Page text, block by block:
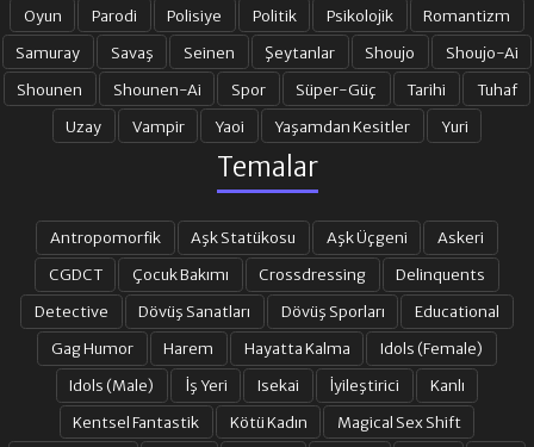
19. BÖLÜM 20. BÖLÜM
21. BÖLÜM 22. BÖLÜM
24. BÖLÜM
25. BÖLÜM 26. BÖLÜM
27. BÖLÜM 28. BÖLÜM
29. BÖLÜM 30. BÖLÜM
Oyun Parodi Polisiye Politik Psikolojik
Romantizm
Samuray
Savaş Seinen Şeytanlar Shoujo
Shoujo-Ai
Shounen
Shounen-Ai Spor Süper-Güç Tarihi
Tuhaf
Uzay
Vampir Yaoi Yaşamdan Kesitler Yuri
Temalar
Antropomorfik Aşk Statükosu Aşk Üçgeni
Askeri
CGDCT
Çocuk Bakımı Crossdressing
Delinquents
Detective
Dövüş Sanatları Dövüş Sporları
Educational
Gag Humor
Harem Hayatta Kalma
Idols (Female)
Idols (Male)
İş Yeri Isekai İyileştirici
Kanlı
Kentsel Fantastik
Kötü Kadın
Magical Sex Shift